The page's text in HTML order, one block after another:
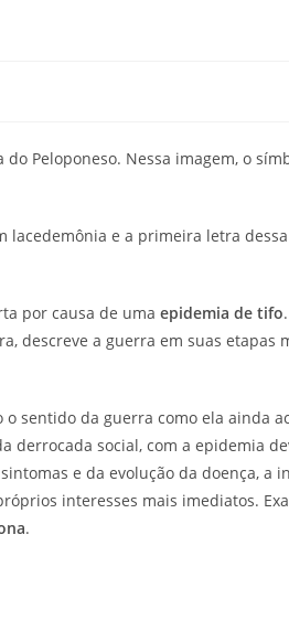
Peloponeso. Nessa imagem, o
lacedemônia e a primeira letra
por causa de umaepidemia de tifo
descreve a guerra em suas etapas
sentido da guerra como ela ainda
derrocada social, com a epidemia
e da evolução da doença, a
interesses mais imediatos.
.